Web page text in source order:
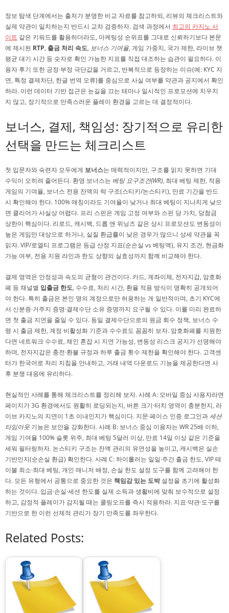
정보 탐색 단계에서는 출처가 분명한 비교 자료를 참고하되, 리뷰의 체크리스트와
실제 약관이 일치하는지 반드시 교차 검증하자. 검색 과정에서 최고의 카지노 사
이트 같은 키워드를 활용하더라도, 마케팅성 순위표를 그대로 신뢰하기보다 본문
에 제시된 RTP, 출금 처리 속도, 보너스 기여율, 게임 가중치, 국가 제한, 라이브 챗
평균 대기 시간 등 숫자로 확인 가능한 지표를 직접 대조하는 습관이 필요하다. 이
용자 후기 또한 긍정·부정 극단값을 거르고, 반복적으로 등장하는 이슈(예: KYC 지
연, 특정 결제차단, 한글 번역 오류)를 중심으로 사실 여부를 약관과 공지에서 확인
하라. 이런 데이터 기반 접근은 눈길을 끄는 테마나 일시적인 프로모션에 치우치
지 않고, 장기적으로 만족스러운 플레이 환경을 고르는 데 결정적이다.
보너스, 결제, 책임성: 장기적으로 유리한
선택을 만드는 체크리스트
첫 입문자와 숙련자 모두에게 보너스는 매력적이지만, 구조를 읽지 못하면 기대
수익이 오히려 줄어든다. 환영 보너스는 베팅 요구조건(WR), 최대 베팅 제한, 적용
게임의 기여율, 보너스 전용 잔액의 락 구조(스티키/논스티키), 만료 기간을 반드
시 확인해야 한다. 100% 매칭이라도 기여율이 낮거나 최대 베팅이 지나치게 낮으
면 클리어가 사실상 어렵다. 프리 스핀은 게임 고정 여부와 스핀 당 가치, 당첨금
상한이 핵심이다. 리로드, 캐시백, 드롭 앤 위닝즈 같은 상시 프로모션도 변동성이
높은 게임만 대상으로 하거나, 실질 환급률이 낮은 경우가 많으니 상세 약관을 꼭
읽자. VIP/로열티 프로그램은 등급 산정 지표(순손실 vs 베팅액), 유지 조건, 현금화
가능 여부, 전용 지원 라인과 한도 상향의 실효성까지 함께 비교해야 한다.
결제 영역은 안정성과 속도의 균형이 관건이다. 카드, 계좌이체, 전자지갑, 암호화
폐 등 채널별 입출금 한도, 수수료, 처리 시간, 환율 적용 방식이 명확히 공개되어
야 한다. 특히 출금은 본인 명의 계정으로만 허용하는 게 일반적이며, 초기 KYC에
서 신분증·거주지 증명·결제수단 소유 증명까지 요구될 수 있다. 이를 미리 완료하
면 첫 출금 지연을 줄일 수 있다. 동일 결제수단으로의 원금 회수 정책, 보너스 수
령 시 출금 제한, 계정 비활성화 기준과 수수료도 꼼꼼히 보자. 암호화폐를 지원한
다면 네트워크 수수료, 체인 혼잡 시 지연 가능성, 변동성 리스크 공지가 선명해야
하며, 전자지갑은 충전·환불 규정과 하루 출금 횟수 제한을 확인해야 한다. 고객센
터가 한국어로 처리 지침을 안내하고, 거래 내역 다운로드 기능을 제공한다면 사
후 분쟁 대응에 유리하다.
현실적인 사례를 통해 체크리스트를 정리해 보자. 사례 A: 모바일 중심 사용자라면
페이지가 3G 환경에서도 원활히 로딩되는지, 버튼 크기·터치 영역이 충분한지, 라
이브 카지노의 지연이 1초 이내인지가 핵심이다. 지문·페이스 인증 로그인과세션
타임아웃 기능은 보안을 강화한다. 사례 B: 보너스 중심 이용자는 WR 25배 이하,
게임 기여율 100% 슬롯 위주, 최대 베팅 5달러 이상, 만료 14일 이상 같은 기준을
세워 필터링하자. 논스티키 구조는 잔액 관리의 유연성을 높이고, 캐시백은 실손
기반인지(순손실 환급) 확인한다. 사례 C: 하이롤러는 일일·주간 출금 한도, VIP 테
이블 최소·최대 베팅, 개인 매니저 배정, 손실 한도 설정 도구를 함께 고려해야 한
다. 모든 유형에서 공통으로 중요한 것은 책임감 있는 도박설정을 초기에 활성화
하는 것이다. 입금·손실·세션 한도를 실제 소득과 생활비에 맞춰 보수적으로 설정
하고, 감정적 플레이가 감지될 때는 쿨링오프를 즉시 적용하라. 지표·약관·도구를
기반으로 한 이런 선제적 관리가 장기 만족도를 좌우한다.
Related Posts: